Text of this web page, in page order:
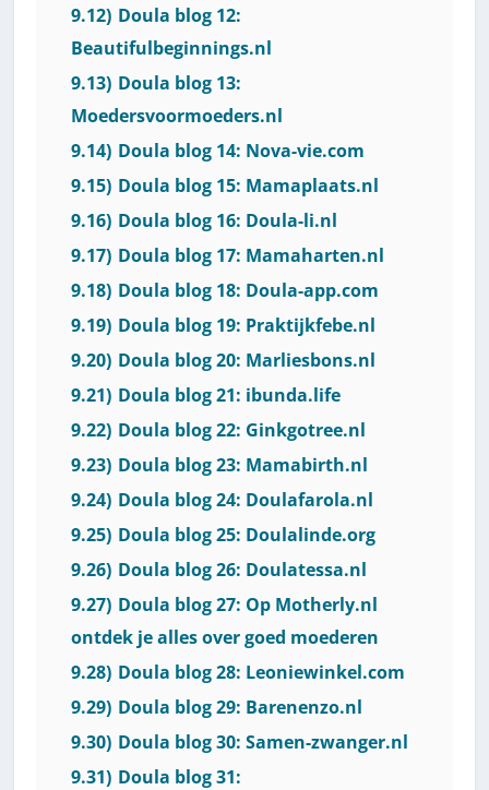
9.12) Doula blog 12:
Beautifulbeginnings.nl
9.13) Doula blog 13:
Moedersvoormoeders.nl
9.14) Doula blog 14: Nova-vie.com
9.15) Doula blog 15: Mamaplaats.nl
9.16) Doula blog 16: Doula-li.nl
9.17) Doula blog 17: Mamaharten.nl
9.18) Doula blog 18: Doula-app.com
9.19) Doula blog 19: Praktijkfebe.nl
9.20) Doula blog 20: Marliesbons.nl
9.21) Doula blog 21: ibunda.life
9.22) Doula blog 22: Ginkgotree.nl
9.23) Doula blog 23: Mamabirth.nl
9.24) Doula blog 24: Doulafarola.nl
9.25) Doula blog 25: Doulalinde.org
9.26) Doula blog 26: Doulatessa.nl
9.27) Doula blog 27: Op Motherly.nl
ontdek je alles over goed moederen
9.28) Doula blog 28: Leoniewinkel.com
9.29) Doula blog 29: Barenenzo.nl
9.30) Doula blog 30: Samen-zwanger.nl
9.31) Doula blog 31: